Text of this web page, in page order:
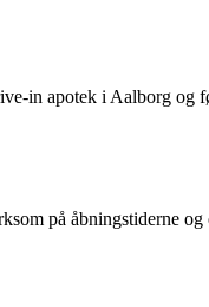
in apotek i Aalborg
på åbningstiderne